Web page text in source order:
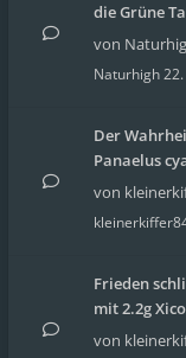
die Grüne
von
Naturhigh
Der
Panaelus
von
Frieden
mit 2.2g Xico
von